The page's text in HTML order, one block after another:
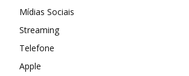
Mídias Sociais
Streaming
Telefone
Apple